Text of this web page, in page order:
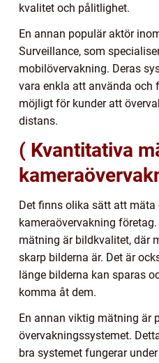
kvalitet och pålitlighet.
En annan populär aktör
Surveillance, som
mobilövervakning. Deras
vara enkla att använda och
möjligt för kunder att
distans.
( Kvantitativa
Det finns olika sätt att mäta
kameraövervakning
mätning är bildkvalitet, där
skarp bilderna är. Det är
länge bilderna kan sparas
komma åt dem.
En annan viktig mätning är
övervakningssystemet.
bra systemet fungerar